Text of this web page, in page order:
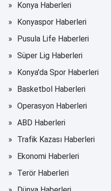
Konya Haberleri
Konyaspor Haberleri
Pusula Life Haberleri
Süper Lig Haberleri
Konya'da Spor Haberleri
Basketbol Haberleri
Operasyon Haberleri
ABD Haberleri
Trafik Kazası Haberleri
Ekonomi Haberleri
Terör Haberleri